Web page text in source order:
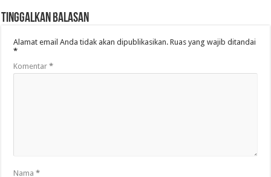
Tinggalkan Balasan
Alamat email Anda tidak akan dipublikasikan. Ruas yang wajib ditandai
*
Komentar*
Nama*